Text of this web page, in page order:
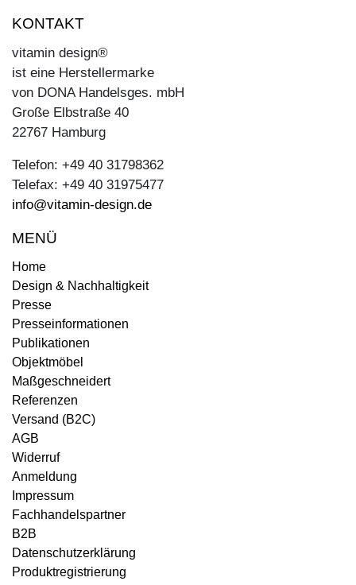
KONTAKT
vitamin design®
ist eine Herstellermarke
von DONA Handelsges. mbH
Große Elbstraße 40
22767 Hamburg
Telefon: +49 40 31798362
Telefax: +49 40 31975477
info@vitamin-design.de
MENÜ
Home
Design & Nachhaltigkeit
Presse
Presseinformationen
Publikationen
Objektmöbel
Maßgeschneidert
Referenzen
Versand (B2C)
AGB
Widerruf
Anmeldung
Impressum
Fachhandelspartner
B2B
Datenschutzerklärung
Produktregistrierung